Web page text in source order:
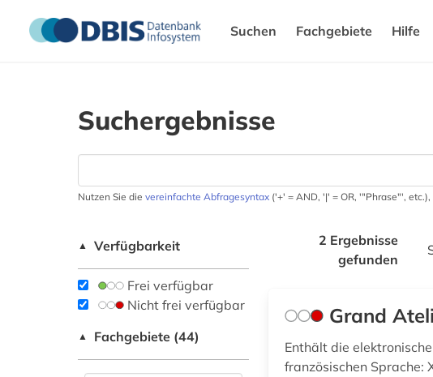
Suchen Fachgebiete Hilfe
Suchergebnisse
Nutzen Sie die vereinfachte Abfragesyntax ('+' = AND, '|' = OR, '"Phrase"',
▲ Verfügbarkeit
Frei verfügbar
Nicht frei verfügbar
▲ Fachgebiete (44)
2 Ergebnisse
gefunden
Grand
Enthält die
französischen Sprache: